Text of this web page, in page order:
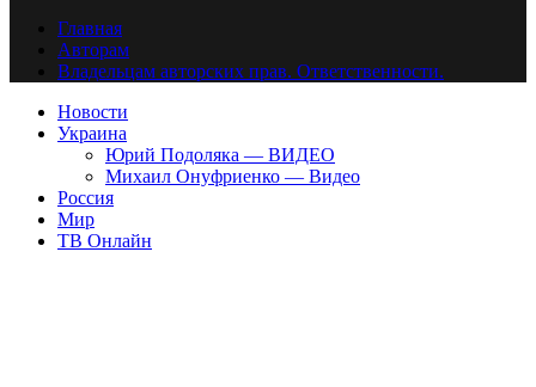
Главная
Авторам
Владельцам авторских прав. Ответственности.
Новости
Украина
Юрий Подоляка — ВИДЕО
Михаил Онуфриенко — Видео
Россия
Мир
ТВ Онлайн